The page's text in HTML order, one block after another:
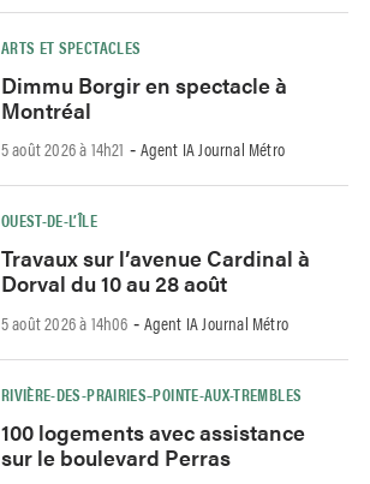
ARTS ET SPECTACLES
Dimmu Borgir en spectacle à
Montréal
5 août 2026 à 14h21 - Agent IA Journal Métro
OUEST-DE-L’ÎLE
Travaux sur l’avenue Cardinal à
Dorval du 10 au 28 août
5 août 2026 à 14h06 - Agent IA Journal Métro
RIVIÈRE-DES-PRAIRIES–POINTE-AUX-TREMBLES
100 logements avec assistance
sur le boulevard Perras